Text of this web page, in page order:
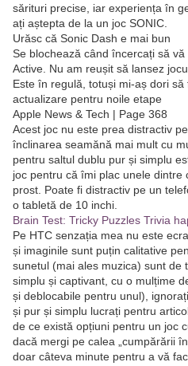
sărituri precise, iar experiența în
ați aștepta de la un joc SONIC.
Urăsc că Sonic Dash e mai bun
Se blochează când încercați să
Active. Nu am reușit să lansez
Este în regulă, totuși mi-aș dori
actualizare pentru noile etape
Apple News & Tech | Page 368
Acest joc nu este prea distractiv
înclinarea seamănă mai mult cu
pentru saltul dublu pur și simplu
joc pentru că îmi plac unele dintre
prost. Poate fi distractiv pe un
o tabletă de 10 inchi.
Brain Test: Tricky Puzzles Trivia
Pe HTC senzația mea nu este
și imaginile sunt puțin calitative
sunetul (mai ales muzica) sunt de
simplu și captivant, cu o mulțime
și deblocabile pentru unul),
și pur și simplu lucrați pentru
de ce există opțiuni pentru un joc
dacă mergi pe calea „cumpărării
doar câteva minute pentru a vă